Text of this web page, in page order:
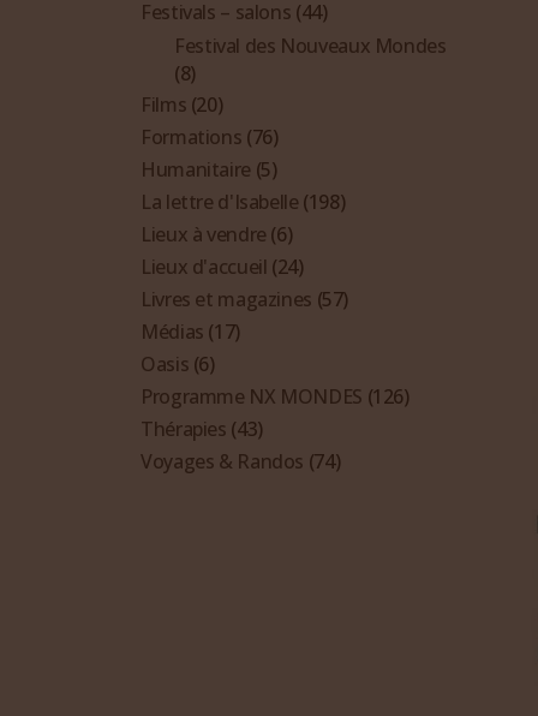
Festivals – salons (44)
Festival des Nouveaux Mondes
(8)
Films (20)
Formations (76)
Humanitaire (5)
La lettre d'Isabelle (198)
Lieux à vendre (6)
Lieux d'accueil (24)
Livres et magazines (57)
Médias (17)
Oasis (6)
Programme NX MONDES (126)
Thérapies (43)
Voyages & Randos (74)